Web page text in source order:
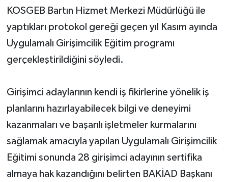
KOSGEB Bartın Hizmet Merkezi Müdürlüğü ile
yaptıkları protokol gereği geçen yıl Kasım ayında
Uygulamalı Girişimcilik Eğitim programı
gerçekleştirildiğini söyledi.
Girişimci adaylarının kendi iş fikirlerine yönelik iş
planlarını hazırlayabilecek bilgi ve deneyimi
kazanmaları ve başarılı işletmeler kurmalarını
sağlamak amacıyla yapılan Uygulamalı Girişimcilik
Eğitimi sonunda 28 girişimci adayının sertifika
almaya hak kazandığını belirten BAKİAD Başkanı